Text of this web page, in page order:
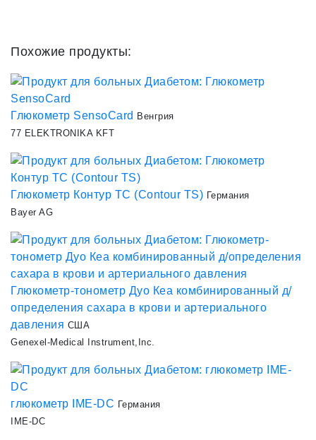
Похожие продукты:
Глюкометр SensoCard Венгрия
77 ELEKTRONIKA KFT
Глюкометр Контур ТС (Contour TS) Германия
Bayer AG
Глюкометр-тонометр Дуо Кеа комбинированный д/
определения сахара в крови и артериального
давления США
Genexel-Medical Instrument,Inc.
глюкометр IME-DC Германия
IME-DC